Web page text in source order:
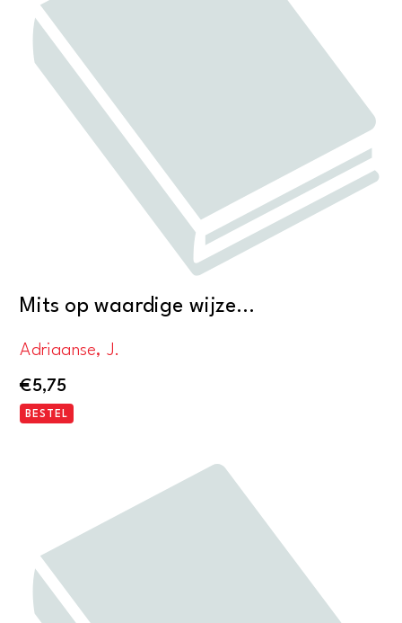
Mits op waardige wijze…
Adriaanse, J.
€5,75
BESTEL